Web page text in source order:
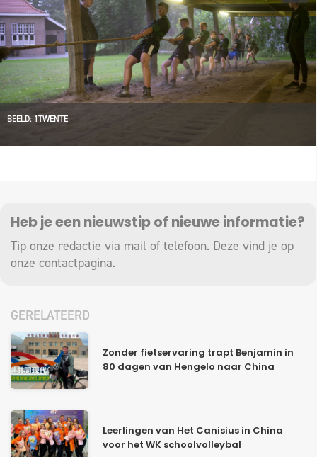
BEELD: 1TWENTE
Heb je een nieuwstip of nieuwe informatie?
Tip onze redactie via mail of telefoon. Deze vind je op
onze contactpagina.
GERELATEERD
Zonder fietservaring trapt Benjamin in
80 dagen van Hengelo naar China
Leerlingen van Het Canisius in China
voor het WK schoolvolleybal